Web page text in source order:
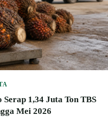
1,34 Juta Ton TBS
Mei 2026